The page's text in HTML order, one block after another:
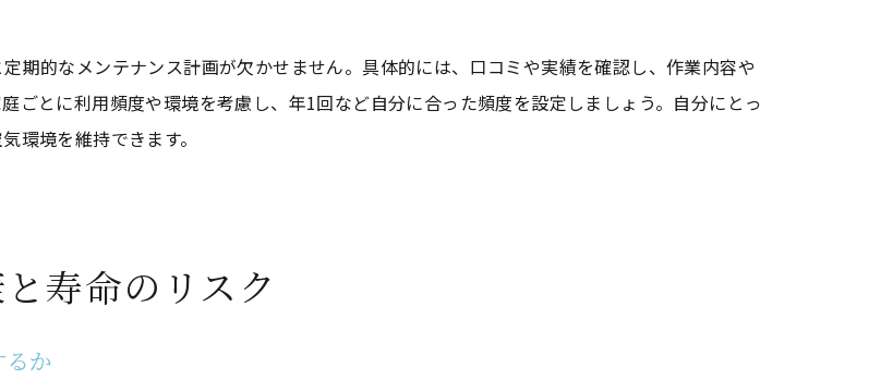
から学ぶエアコンクリーニングの意義
ーニングの費用対効果を徹底解説
ンクリーニングの費用対効果を検証
リーニングで節電・省エネは可能か
ンクリーニングの投資価値を考える
ンクリーニングを怠ると空気はどう変化するか
期的なメンテナンス計画が欠かせません。具体的には、口コミや実績を確認し、作業内容や
ごとに利用頻度や環境を考慮し、年1回など自分に合った頻度を設定しましょう。自分にとっ
環境を維持できます。
寿命のリスク
か